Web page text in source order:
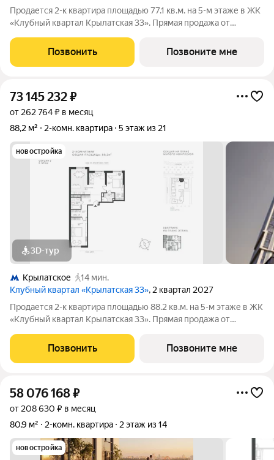
Продается 2-к квартира площадью 77.1 кв.м. на 5-м этаже в ЖК
«Клубный квартал Крылатская 33». Прямая продажа от
западе Москвы от специализированного застройщика
«Сияние». Комплекс расположен всего
Позвонить Позвоните мне
73 145 232₽
от 262 764 ₽ в месяц
88,2 м²
2-комн. квартира 5 этаж из 21
новостройка
3D-тур
Крылатское
14 мин.
Клубный квартал «Крылатская 33», 2 квартал 2027
Продается 2-к квартира площадью 88.2 кв.м. на 5-м этаже в ЖК
«Клубный квартал Крылатская 33». Прямая продажа от
западе Москвы от специализированного застройщика
«Сияние». Комплекс расположен всего
Позвонить Позвоните мне
58 076 168₽
от 208 630 ₽ в месяц
80,9 м²
2-комн. квартира 2 этаж из 14
новостройка